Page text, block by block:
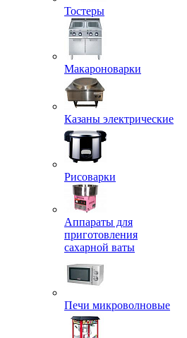
Тостеры
Макароноварки
Казаны электрические
Рисоварки
Аппараты для
приготовления
сахарной ваты
Печи микроволновые